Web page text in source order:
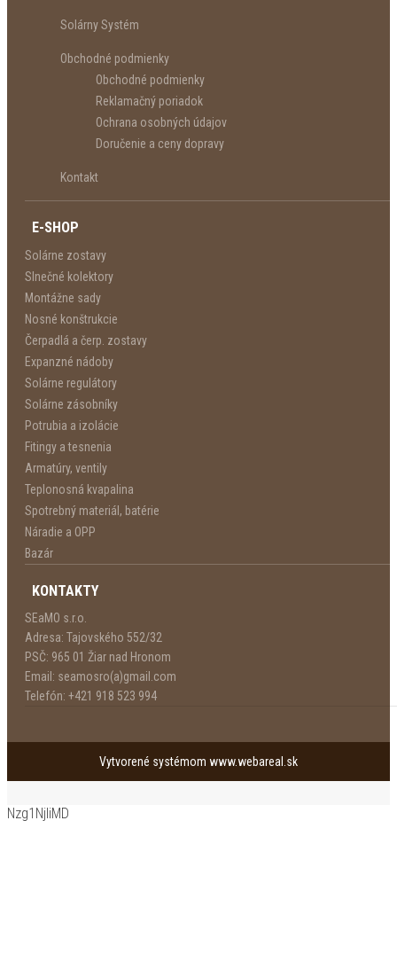
Solárny Systém
Obchodné podmienky
Obchodné podmienky
Reklamačný poriadok
Ochrana osobných údajov
Doručenie a ceny dopravy
Kontakt
E-SHOP
Solárne zostavy
Slnečné kolektory
Montážne sady
Nosné konštrukcie
Čerpadlá a čerp. zostavy
Expanzné nádoby
Solárne regulátory
Solárne zásobníky
Potrubia a izolácie
Fitingy a tesnenia
Armatúry, ventily
Teplonosná kvapalina
Spotrebný materiál, batérie
Náradie a OPP
Bazár
KONTAKTY
SEaMO s.r.o.
Adresa: Tajovského 552/32
PSČ: 965 01 Žiar nad Hronom
Email: seamosro(a)gmail.com
Telefón: +421 918 523 994
Vytvorené systémom www.webareal.sk
Nzg1NjliMD